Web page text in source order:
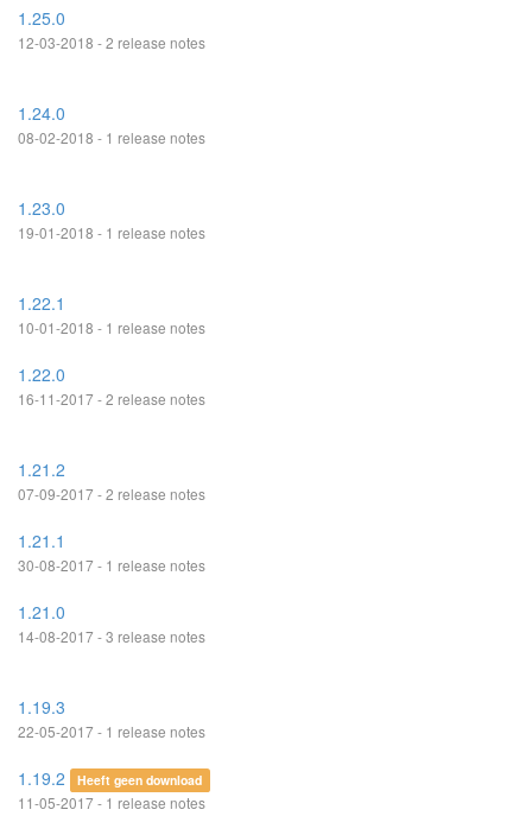
1.25.0
12-03-2018 - 2 release notes
1.24.0
08-02-2018 - 1 release notes
1.23.0
19-01-2018 - 1 release notes
1.22.1
10-01-2018 - 1 release notes
1.22.0
16-11-2017 - 2 release notes
1.21.2
07-09-2017 - 2 release notes
1.21.1
30-08-2017 - 1 release notes
1.21.0
14-08-2017 - 3 release notes
1.19.3
22-05-2017 - 1 release notes
1.19.2 Heeft geen download
11-05-2017 - 1 release notes